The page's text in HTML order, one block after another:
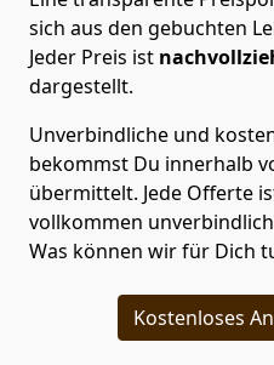
sich aus den gebuchten
Jeder Preis ist
dargestellt.
Unverbindliche und
bekommst Du innerhalb
übermittelt. Jede Offerte
vollkommen
Was können wir für Dich
Kostenloses